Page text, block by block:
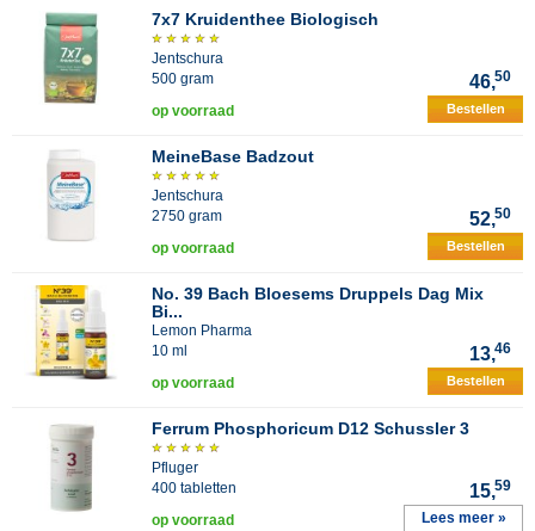
7x7 Kruidenthee Biologisch
Jentschura
500 gram
46,50
op voorraad Bestellen
MeineBase Badzout
Jentschura
2750 gram
52,50
op voorraad Bestellen
No. 39 Bach Bloesems Druppels Dag Mix
Bi...
Lemon Pharma
10 ml
13,46
op voorraad Bestellen
Ferrum Phosphoricum D12 Schussler 3
Pfluger
400 tabletten
15,59
op voorraad Lees meer »